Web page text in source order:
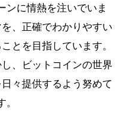
ンに情熱を注いでいま
、正確でわかりやすい
とを目指しています。
、ビットコインの世界
々提供するよう努めて